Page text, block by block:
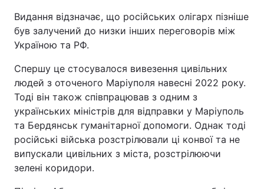
Видання відзначає, що російських олігарх пізніше
був залучений до низки інших переговорів між
Україною та РФ.
Спершу це стосувалося вивезення цивільних
людей з оточеного Маріуполя навесні 2022 року.
Тоді він також співпрацював з одним з
українських міністрів для відправки у Маріуполь
та Бердянськ гуманітарної допомоги. Однак тоді
російські війська розстрілювали ці конвої та не
випускали цивільних з міста, розстрілюючи
зелені коридори.